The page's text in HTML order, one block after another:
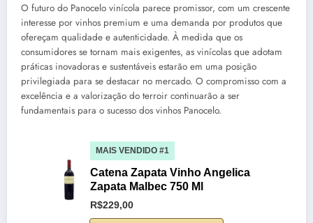
O futuro do Panocelo vinícola parece promissor, com um crescente
interesse por vinhos premium e uma demanda por produtos que
ofereçam qualidade e autenticidade. À medida que os
consumidores se tornam mais exigentes, as vinícolas que adotam
práticas inovadoras e sustentáveis estarão em uma posição
privilegiada para se destacar no mercado. O compromisso com a
excelência e a valorização do terroir continuarão a ser
fundamentais para o sucesso dos vinhos Panocelo.
MAIS VENDIDO #1
Catena Zapata Vinho Angelica
Zapata Malbec 750 Ml
R$229,00